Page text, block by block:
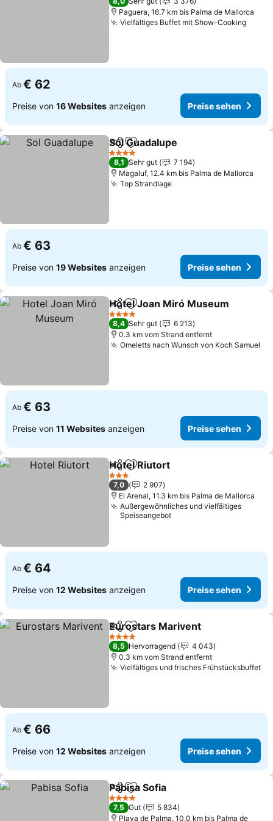
Paguera, 16.7 km bis Palma de Mallorca
Vielfältiges Buffet mit Show-Cooking
Ab € 62
Preise von 16 Websites anzeigen Preise sehen
TeilenZu Favoriten hinzufügen
Sol Guadalupe
4 Sterne
8,1 Sehr gut
7 194
Magaluf, 12.4 km bis Palma de Mallorca
Top StrandlagePreise sehen
Ab € 63
Preise von 19 Websites anzeigen Preise sehen
TeilenZu Favoriten hinzufügen
Hotel Joan Miró Museum
4 Sterne
8,4 Sehr gut
6 213
0.3 km vom Strand entfernt
Omeletts nach Wunsch von Koch Samuel
Ab € 63
Preise von 11 Websites anzeigen Preise sehen
TeilenZu Favoriten hinzufügen
Hotel Riutort
3 Sterne
7,0
2 907
El Arenal, 11.3 km bis Palma de Mallorca
Außergewöhnliches und vielfältiges
Speiseangebot
Ab € 64
Preise von 12 Websites anzeigen Preise sehen
TeilenZu Favoriten hinzufügen
Eurostars Marivent
4 Sterne
8,5 Hervorragend
4 043
0.3 km vom Strand entfernt
Vielfältiges und frisches Frühstücksbuffet
Ab € 66
Preise von 12 Websites anzeigen Preise sehen
TeilenZu Favoriten hinzufügen
Pabisa Sofia
4 Sterne
7,5 Gut
5 834
Playa de Palma, 10.0 km bis Palma de